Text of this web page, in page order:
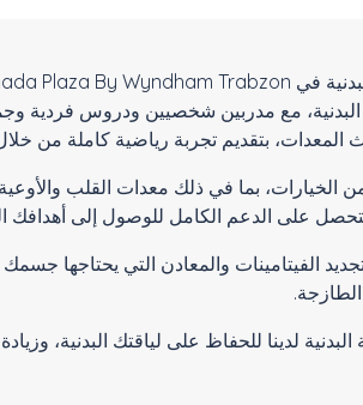
مع مدربين شخصيين ودروس فردية
من الخيارات، بما في ذلك معدات القلب
على الدعم الكامل للوصول إلى أهدافك
الفيتامينات والمعادن التي يحتاجها
لدينا للحفاظ على لياقتك البدنية،